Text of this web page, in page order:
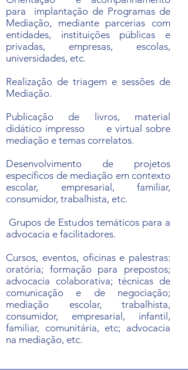
para implantação de Programas de
Mediação, mediante parcerias com
entidades, instituições públicas e
privadas, empresas, escolas,
universidades, etc.
Realização de triagem e sessões de
Mediação.
Publicação de livros, material
didático impresso e virtual sobre
mediação e temas correlatos.
Desenvolvimento de projetos
específicos de mediação em contexto
escolar, empresarial, familiar,
consumidor, trabalhista, etc.
Grupos de Estudos temáticos para a
advocacia e facilitadores.
Cursos, eventos, oficinas e palestras:
oratória; formação para prepostos;
advocacia colaborativa; técnicas de
comunicação e de negociação;
mediação escolar, trabalhista,
consumidor, empresarial, infantil,
familiar, comunitária, etc; advocacia
na mediação, etc.